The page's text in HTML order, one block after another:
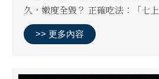
久，嫩度全毀？ 正確吃法：「七
好 推薦→精選莎朗牛，入口即化，
的你！ 2.海鮮與肉亂煮，湯頭走味？ 正確順序：先煮
>> 更多內容